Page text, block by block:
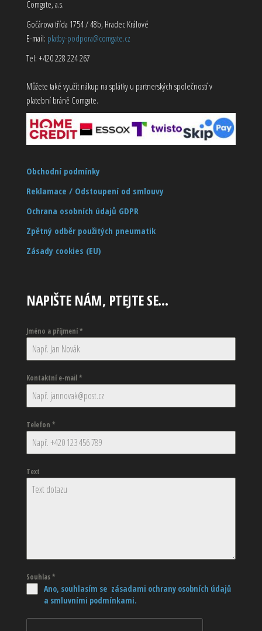
Comgate, a.s.
Gočárova třída 1754 / 48b, Hradec Králové
E-mail: platby-podpora@comgate.cz
Tel: +420 228 224 267
Můžete také využít nákup na splátky u partnerských společností v
platební bráně Comgate.
Obchodní podmínky
Reklamace / Odstoupení od smlouvy
Ochrana osobních údajů GDPR
Zpětný odběr použitých pneumatik
Zásady cookies (EU)
NAPIŠTE NÁM, PTEJTE SE…
Jméno a příjmení*
Kontaktní e-mail*
Telefon *
Text
Souhlas*
Ano, souhlasím se zásadami ochrany osobních údajů
a smluvními podmínkami.